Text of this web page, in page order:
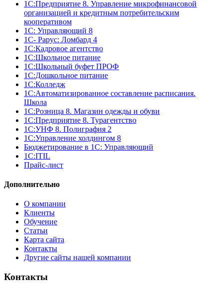
1С:Предприятие 8. Управление микрофинансовой
организацией и кредитным потребительским
кооперативом
1С: Управляющий 8
1С- Рарус: Ломбард 4
1С:Кадровое агентство
1С:Школьное питание
1С:Школьный буфет ПРОФ
1C:Дошкольное питание
1С:Колледж
1С:Автоматизированное составление расписания.
Школа
1С:Розница 8. Магазин одежды и обуви
1С:Предприятие 8. Турагентство
1С:УНФ 8. Полиграфия 2
1С:Управление холдингом 8
Бюджетирование в 1С: Управляющий
1С:ITIL
Прайс-лист
Дополнительно
О компании
Клиенты
Обучение
Статьи
Карта сайта
Контакты
Другие сайты нашей компании
Контакты